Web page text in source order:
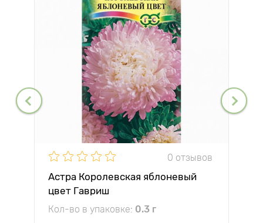
0 отзывов
Астра Королевская яблоневый
цвет Гавриш
Кол-во в упаковке: 0.3 г